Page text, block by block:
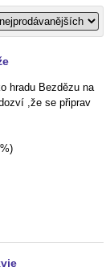
hradu Bezdězu na
,že se připrav